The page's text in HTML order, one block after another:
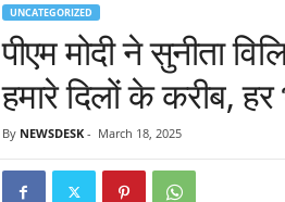
UNCATEGORIZED
पीएम मोदी ने सुनीता
हमारे दिलों के करीब,
By NEWSDESK- March 18, 2025